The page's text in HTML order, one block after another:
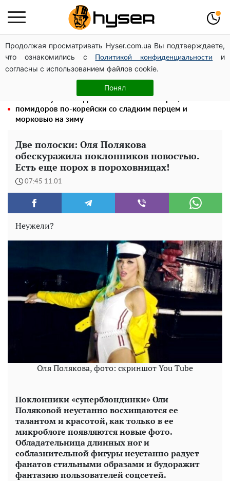
Продолжая просматривать Hyser.com.ua Вы подтверждаете,
что ознакомились с
Политикой конфиденциальности
и
согласны с использованием файлов cookie.
Понял
Голая Елена Тополя в интересных позах заставила
отвисать челюсти: слив видео – было только началом
Елена Тополя слив видео – это далеко не все:
фронтмен "Антитела" Тарас Тополя стал следующим
помидоров по-корейски со сладким перцем и
морковью на зиму
Две полоски: Оля Полякова
обескуражила поклонников новостью.
Есть еще порох в пороховницах!
07:45 11.01
Неужели?
Оля Полякова, фото: скриншот You Tube
Поклонники «суперблондинки» Оли
Поляковой неустанно восхищаются ее
талантом и красотой, как только в ее
микроблоге появляются новые фото.
Обладательница длинных ног и
соблазнительной фигуры неустанно радует
фанатов стильными образами и будоражит
фантазию пользователей соцсетей.